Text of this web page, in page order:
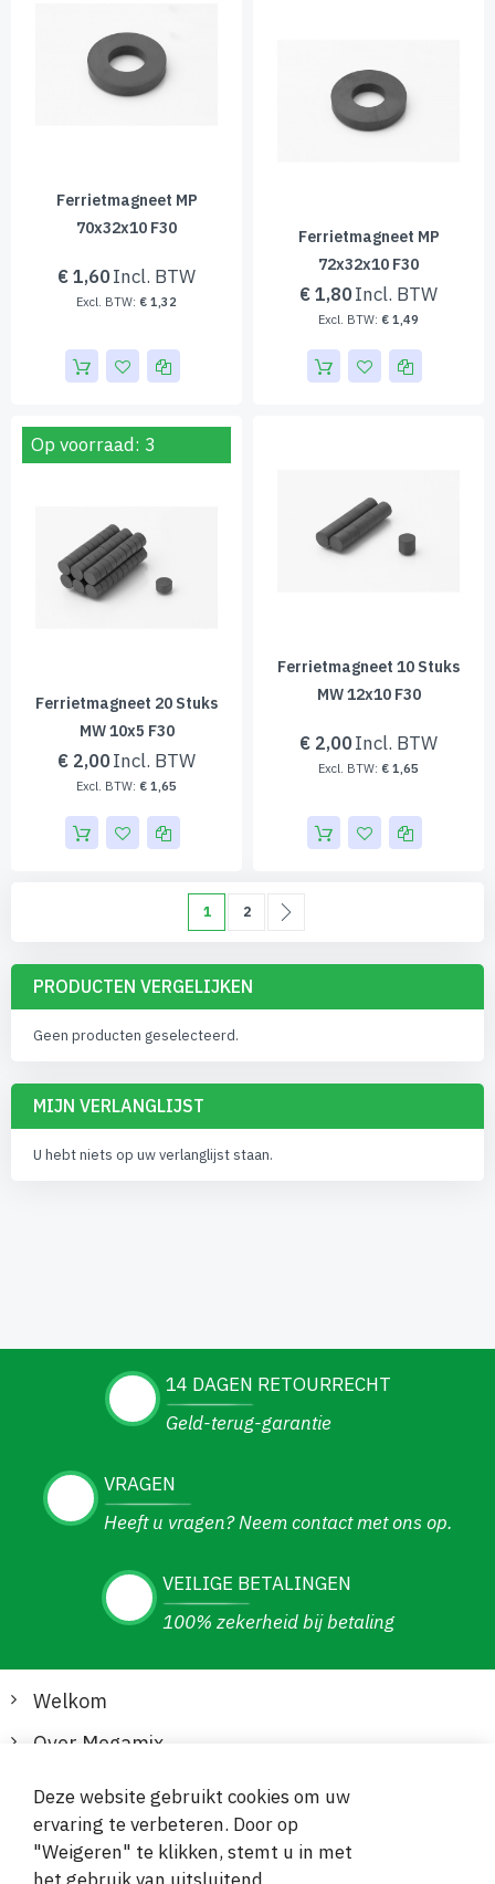
Ferrietmagneet MP
70x32x10 F30
€ 1,60
€ 1,32
Ferrietmagneet MP
72x32x10 F30
€ 1,80
€ 1,49
Op voorraad: 3
Ferrietmagneet 20 Stuks
MW 10x5 F30
€ 2,00
€ 1,65
Ferrietmagneet 10 Stuks
MW 12x10 F30
€ 2,00
€ 1,65
U lees momenteel pagina
1 Pagina
2
PRODUCTEN VERGELIJKEN
Geen producten geselecteerd.
MIJN VERLANGLIJST
U hebt niets op uw verlanglijst staan.
14 DAGEN RETOURRECHT
Geld-terug-garantie
VRAGEN
Heeft u vragen? Neem contact met ons op.
VEILIGE BETALINGEN
100% zekerheid bij betaling
Welkom
Over Megamix
Informatie
Klantenservice
Deze website gebruikt cookies om uw
ervaring te verbeteren. Door op
"Weigeren" te klikken, stemt u in met